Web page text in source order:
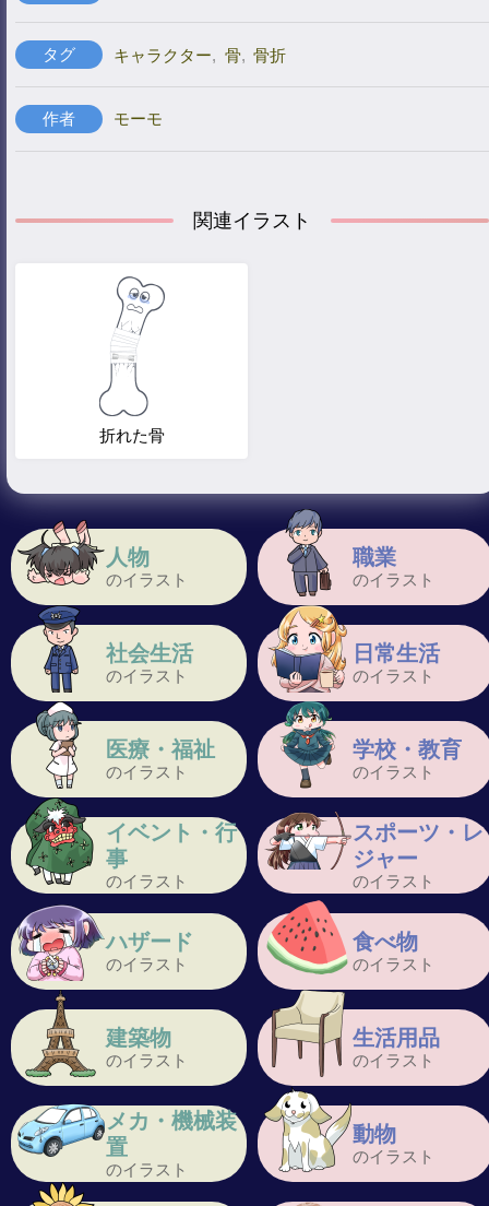
人物
のイラスト
職業
のイラスト
社会生活
のイラスト
日常生活
のイラスト
医療・福祉
のイラスト
学校・教育
のイラスト
イベント・行
事
のイラスト
スポーツ・レ
ジャー
のイラスト
ハザード
のイラスト
食べ物
のイラスト
建築物
のイラスト
生活用品
のイラスト
メカ・機械装
置
のイラスト
動物
のイラスト
タグ キャラクター, 骨, 骨折
作者 モーモ
関連イラスト
折れた骨